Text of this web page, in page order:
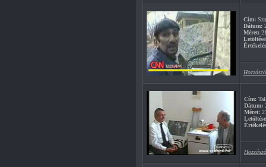
Cím:
Dátum:
Méret:
Cím:
Dátum:
Méret: